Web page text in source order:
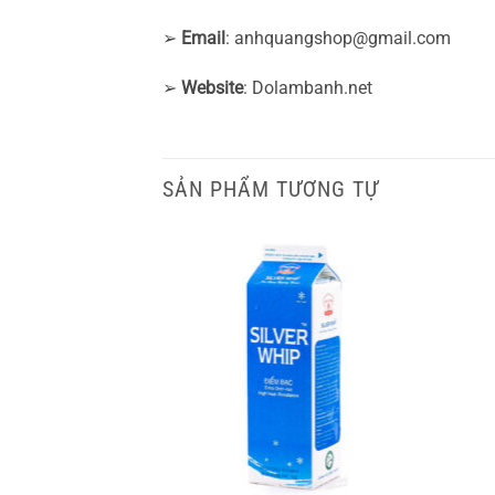
➢ Email: anhquangshop@gmail.com
➢ Website: Dolambanh.net
SẢN PHẨM TƯƠNG TỰ